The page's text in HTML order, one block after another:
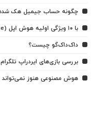
چگونه حساب جیمیل هک شده
با ۱۰ ویژگی اولیه هوش اپل (Apple Intelligence) آشنا شوید
داک‌داک‌گو چیست؟
بررسی بازی‌های ایردراپ تلگرام
هوش مصنوعی هنوز